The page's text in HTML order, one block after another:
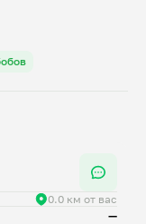
0.0 км от вас
—